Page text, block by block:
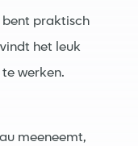
bent praktisch
het leuk
werken.
meeneemt,